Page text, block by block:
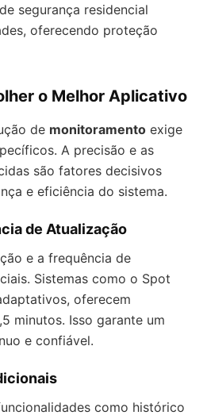
segurança residencial
oferecendo proteção
o Melhor Aplicativo
de monitoramento exige
A precisão e as
são fatores decisivos
e eficiência do sistema.
de Atualização
e a frequência de
Sistemas como o Spot
oferecem
minutos. Isso garante um
e confiável.
como histórico